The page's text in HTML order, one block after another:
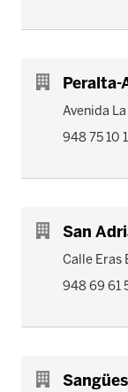
Peralta-
Avenida La
948 75 10
San
Calle Eras
948 69 61